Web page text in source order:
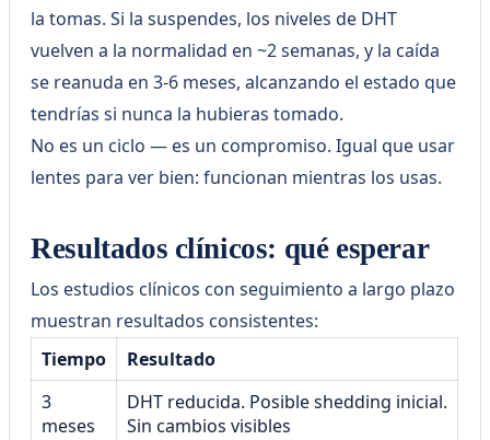
la tomas. Si la suspendes, los niveles de DHT
vuelven a la normalidad en ~2 semanas, y la caída
se reanuda en 3-6 meses, alcanzando el estado que
tendrías si nunca la hubieras tomado.
No es un ciclo — es un compromiso. Igual que usar
lentes para ver bien: funcionan mientras los usas.
Resultados clínicos: qué esperar
Los estudios clínicos con seguimiento a largo plazo
muestran resultados consistentes:
Tiempo
Resultado
3
meses
DHT reducida. Posible shedding inicial.
Sin cambios visibles